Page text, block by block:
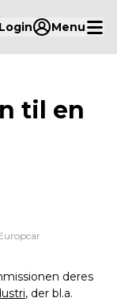
Login Menu
til en
deres
, der bl.a.